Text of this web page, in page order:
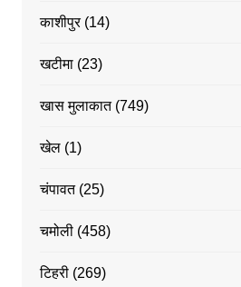
काशीपुर(14)
खटीमा(23)
खास मुलाकात(749)
खेल(1)
चंपावत(25)
चमोली(458)
टिहरी(269)